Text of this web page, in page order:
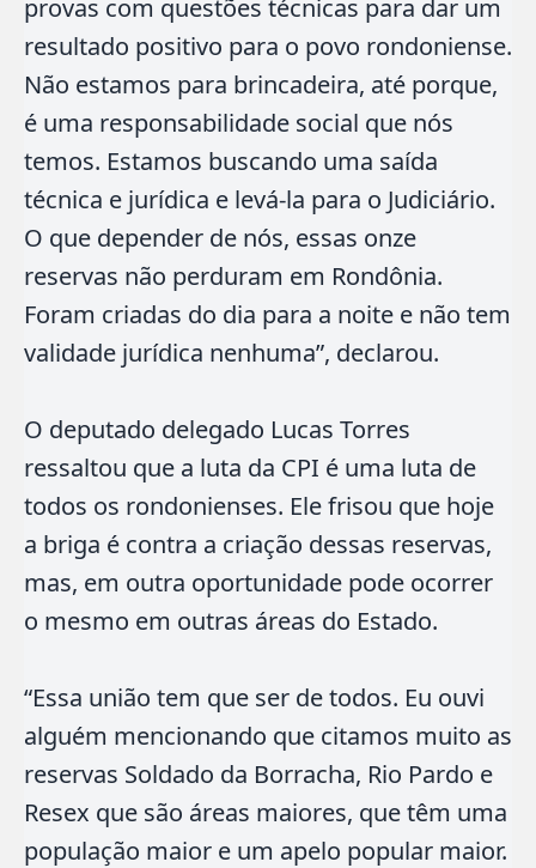
provas com questões técnicas para dar um
resultado positivo para o povo rondoniense.
Não estamos para brincadeira, até porque,
é uma responsabilidade social que nós
temos. Estamos buscando uma saída
técnica e jurídica e levá-la para o Judiciário.
O que depender de nós, essas onze
reservas não perduram em Rondônia.
Foram criadas do dia para a noite e não tem
validade jurídica nenhuma”, declarou.
O deputado delegado Lucas Torres
ressaltou que a luta da CPI é uma luta de
todos os rondonienses. Ele frisou que hoje
a briga é contra a criação dessas reservas,
mas, em outra oportunidade pode ocorrer
o mesmo em outras áreas do Estado.
“Essa união tem que ser de todos. Eu ouvi
alguém mencionando que citamos muito as
reservas Soldado da Borracha, Rio Pardo e
Resex que são áreas maiores, que têm uma
população maior e um apelo popular maior.